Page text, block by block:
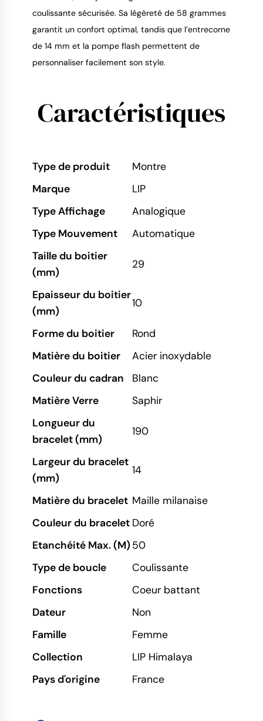
coulissante sécurisée. Sa légèreté de 58 grammes
garantit un confort optimal, tandis que l’entrecorne
de 14 mm et la pompe flash permettent de
personnaliser facilement son style.
Caractéristiques
Type de produit
Montre
Marque
LIP
Type Affichage
Analogique
Type Mouvement
Automatique
Taille du boitier
(mm)
29
Epaisseur du boitier
(mm)
10
Forme du boitier
Rond
Matière du boitier
Acier inoxydable
Couleur du cadran
Blanc
Matière Verre
Saphir
Longueur du
bracelet (mm)
190
Largeur du bracelet
(mm)
14
Matière du bracelet Maille milanaise
Couleur du bracelet Doré
Etanchéité Max. (M)50
Type de boucle
Coulissante
Fonctions
Coeur battant
Dateur
Non
Famille
Femme
Collection
LIP Himalaya
Pays d'origine
France